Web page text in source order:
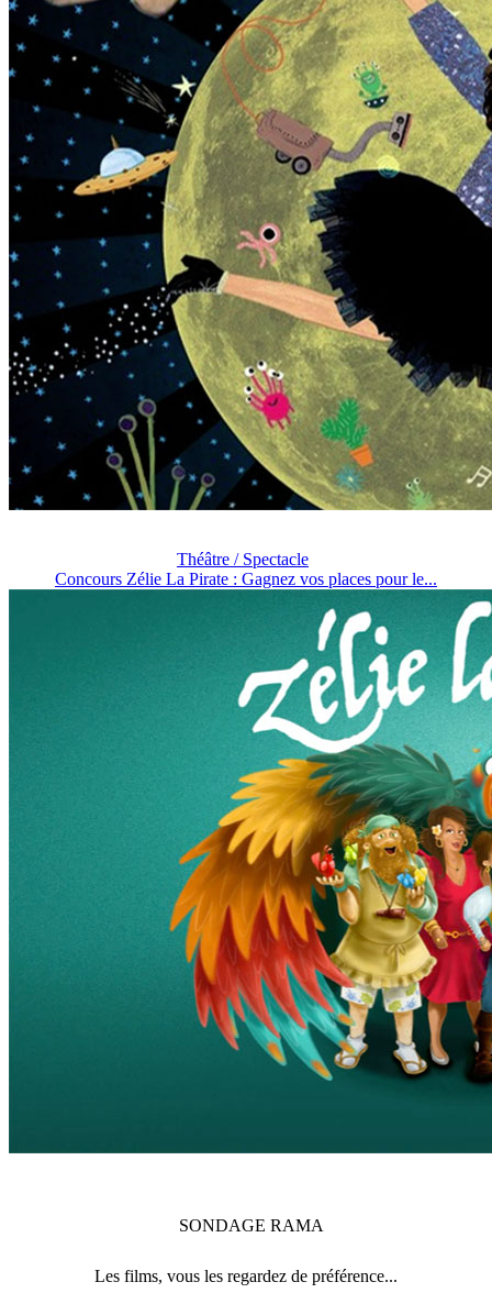
Théâtre / Spectacle
Concours Zélie La Pirate : Gagnez vos places pour le...
SONDAGE RAMA
Les films, vous les regardez de préférence...